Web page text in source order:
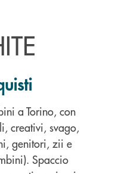
a Torino, con
creativi, svago,
genitori, zii e
Spaccio